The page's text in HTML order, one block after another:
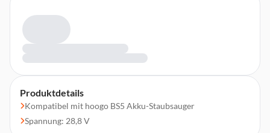
Produktdetails
Kompatibel mit hoogo BS5 Akku-Staubsauger
Spannung: 28,8 V